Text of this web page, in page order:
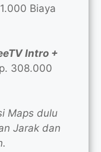
Biaya
Intro +
308.000
Maps dulu
Jarak dan